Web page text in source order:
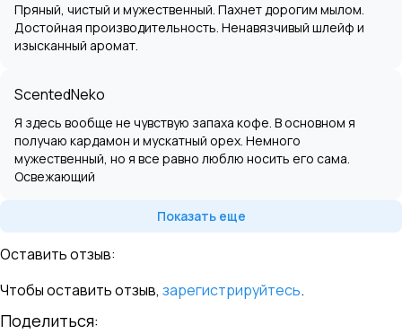
Пряный, чистый и мужественный. Пахнет дорогим мылом.
Достойная производительность. Ненавязчивый шлейф и
изысканный аромат.
ScentedNeko
Я здесь вообще не чувствую запаха кофе. В основном я
получаю кардамон и мускатный орех. Немного
мужественный, но я все равно люблю носить его сама.
Освежающий
Показать еще
Оставить отзыв:
Чтобы оставить отзыв, зарегистрируйтесь.
Поделиться: